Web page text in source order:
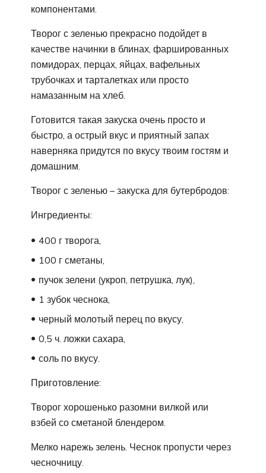
компонентами.
Творог с зеленью прекрасно подойдет в
качестве начинки в блинах, фаршированных
помидорах, перцах, яйцах, вафельных
трубочках и тарталетках или просто
намазанным на хлеб.
Готовится такая закуска очень просто и
быстро, а острый вкус и приятный запах
наверняка придутся по вкусу твоим гостям и
домашним.
Творог с зеленью – закуска для бутербродов:
Ингредиенты:
400 г творога,
100 г сметаны,
пучок зелени (укроп, петрушка, лук),
1 зубок чеснока,
черный молотый перец по вкусу,
0,5 ч. ложки сахара,
соль по вкусу.
Приготовление:
Творог хорошенько разомни вилкой или
взбей со сметаной блендером.
Мелко нарежь зелень. Чеснок пропусти через
чесночницу.